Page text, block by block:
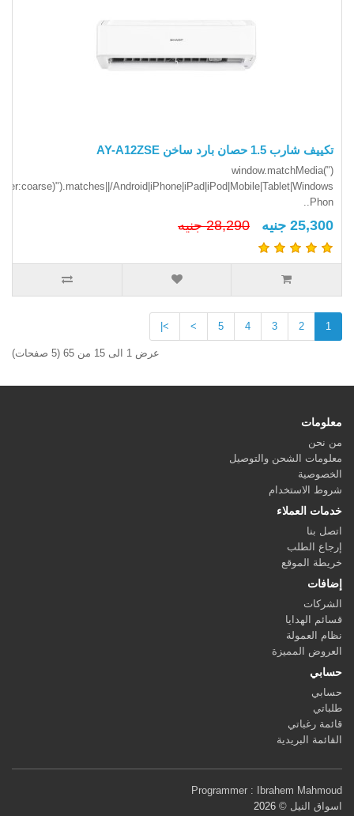
تكييف شارب 1.5 حصان بارد ساخن AY-A12ZSE
(window.matchMedia("
Android|iPhone|iPad|iPod|Mobile|Tablet|Windows
Phon..
25,300 جنيه 28,290 جنيه
1
2
3
4
5
>
>|
عرض 1 الى 15 من 65 (5 صفحات)
معلومات
من نحن
معلومات الشحن والتوصيل
الخصوصية
شروط الاستخدام
خدمات العملاء
اتصل بنا
إرجاع الطلب
خريطة الموقع
إضافات
الشركات
قسائم الهدايا
نظام العمولة
العروض المميزة
حسابي
حسابي
طلباتي
قائمة رغباتي
القائمة البريدية
Programmer : Ibrahem Mahmoud
اسواق النيل ©